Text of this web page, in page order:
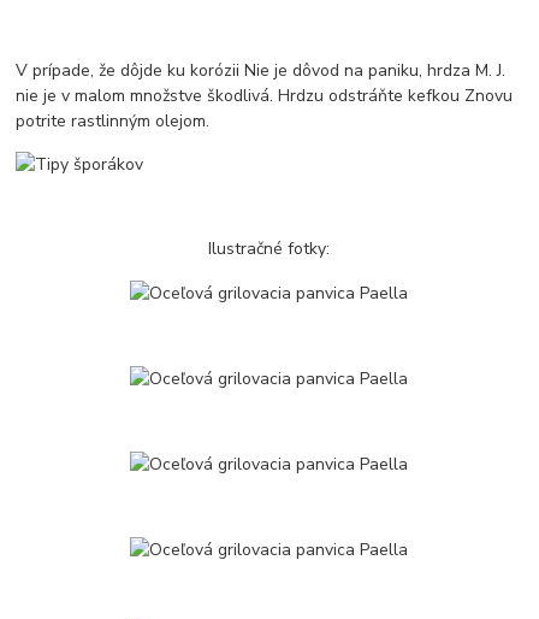
V prípade, že dôjde ku korózii Nie je dôvod na paniku, hrdza M. J.
nie je v malom množstve škodlivá. Hrdzu odstráňte kefkou Znovu
potrite rastlinným olejom.
Ilustračné fotky: